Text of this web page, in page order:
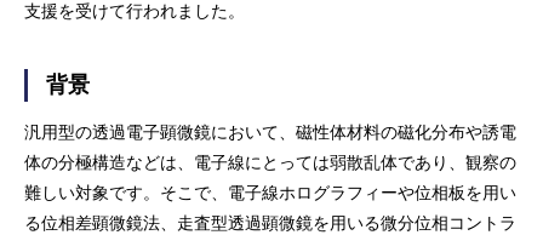
支援を受けて行われました。
背景
汎用型の透過電子顕微鏡において、磁性体材料の磁化分布や誘電
体の分極構造などは、電子線にとっては弱散乱体であり、観察の
難しい対象です。そこで、電子線ホログラフィーや位相板を用い
る位相差顕微鏡法、走査型透過顕微鏡を用いる微分位相コントラ